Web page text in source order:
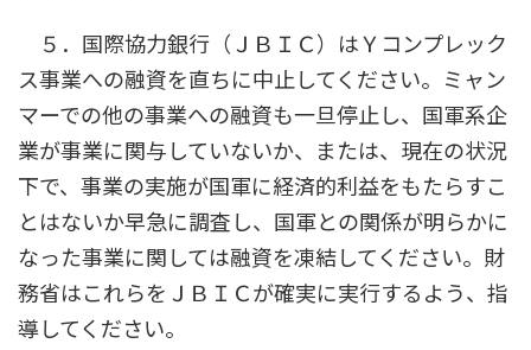
５．国際協力銀行（ＪＢＩＣ）はＹコンプレック
ス事業への融資を直ちに中止してください。ミャン
マーでの他の事業への融資も一旦停止し、国軍系企
業が事業に関与していないか、または、現在の状況
下で、事業の実施が国軍に経済的利益をもたらすこ
とはないか早急に調査し、国軍との関係が明らかに
なった事業に関しては融資を凍結してください。財
務省はこれらをＪＢＩＣが確実に実行するよう、指
導してください。